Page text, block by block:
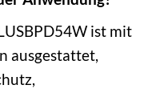
ist mit
ausgestattet,